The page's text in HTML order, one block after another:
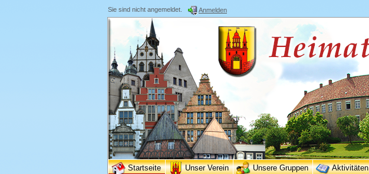
Sie sind nicht angemeldet. Anmelden
Startseite Unser Verein Unsere Gruppen Aktivitäten